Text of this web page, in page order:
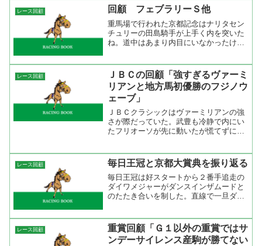
しょうね。このレースもドバイデューテ
ィフリーも共通するのは逃...
レース回顧 回顧 フェブラリーＳ他
重馬場で行われた京都記念はナリタセン
チュリーの田島騎手が上手く内を突いた
ね。道中はあまり内目にいなかったけど
内に突っ込む気でいたようだったね。馬
場適性もあるだろうけどよ...
レース回顧
ＪＢＣの回顧「強すぎるヴァーミ
リアンと地方馬初優勝のフジノウ
ェーブ」
ＪＢＣクラシックはヴァーミリアンの強
さが際だっていた。武豊も冷静で内にい
たフリオーソが先に動いたが慌てずにジ
きた。このメンバーで４馬身差、しかも
直線はほとんど追っていな...
レース回顧 毎日王冠と京都大賞典を振り返る
毎日王冠は好スタートから２番手追走の
ダイワメジャーがダンスインザムードと
のたたき合いを制した。直線で一旦ダン
しかえした。ダイワメジャーは安藤勝己
と手が合うのか道中の折り...
レース回顧
重賞回顧「Ｇ１以外の重賞ではサ
ンデーサイレンス産駒が勝てない